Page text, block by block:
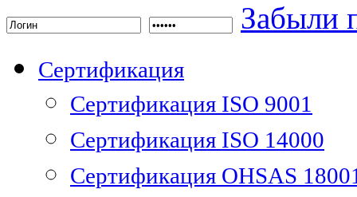
Забыли
Сертификация
Сертификация ISO 9001
Сертификация ISO 14000
Сертификация OHSAS